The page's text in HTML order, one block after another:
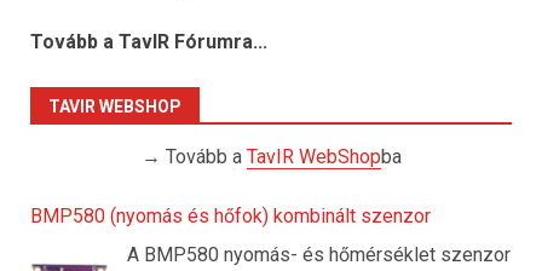
Tovább a TavIR Fórumra...
TAVIR WEBSHOP
→ Tovább a TavIR WebShopba
BMP580 (nyomás és hőfok) kombinált szenzor
A BMP580 nyomás- és hőmérséklet szenzor